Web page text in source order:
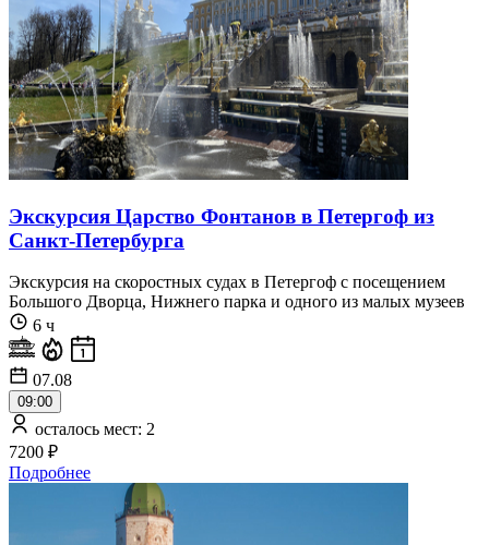
Экскурсия Царство Фонтанов в Петергоф из
Санкт-Петербурга
Экскурсия на скоростных судах в Петергоф с посещением
Большого Дворца, Нижнего парка и одного из малых музеев
6 ч
07.08
09:00
осталось мест: 2
7200 ₽
Подробнее